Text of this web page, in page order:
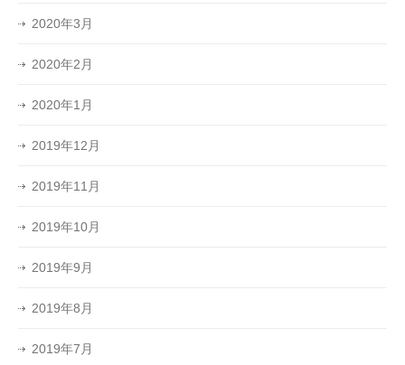
2020年3月
2020年2月
2020年1月
2019年12月
2019年11月
2019年10月
2019年9月
2019年8月
2019年7月